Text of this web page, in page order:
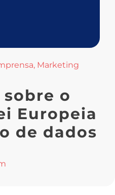
, Marketing
o
Europeia
de dados